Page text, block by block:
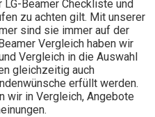
LG-Beamer Checkliste und
zu achten gilt. Mit unserer
sind sie immer auf der
Vergleich haben wir
Vergleich in die Auswahl
gleichzeitig auch
erfüllt werden.
wir in Vergleich, Angebote